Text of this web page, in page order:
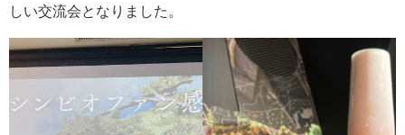
しい交流会となりました。